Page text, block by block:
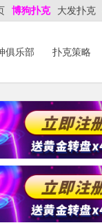
博狗扑克 大发扑克
俱乐部 扑克策略